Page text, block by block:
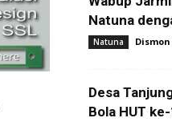
Natuna
Natuna
Desa
Bola HUT